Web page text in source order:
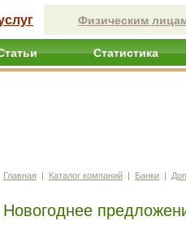
Физическим
Статистика
Главная | Каталог компаний | Банки |
Новогоднее